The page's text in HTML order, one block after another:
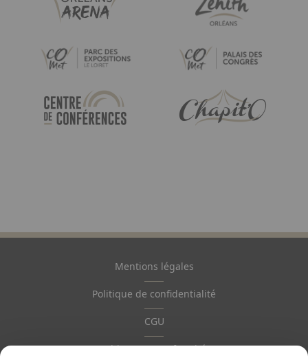
Mentions légales
Politique de confidentialité
CGU
Ethiques & Conformité